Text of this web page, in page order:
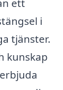
ett
i
tjänster.
kunskap